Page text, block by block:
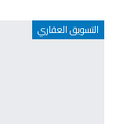
التسويق العقاري